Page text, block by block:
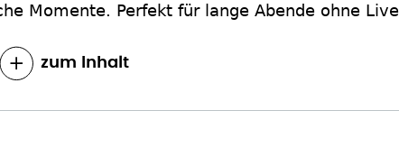
Momente. Perfekt für lange Abende ohne
zum Inhalt